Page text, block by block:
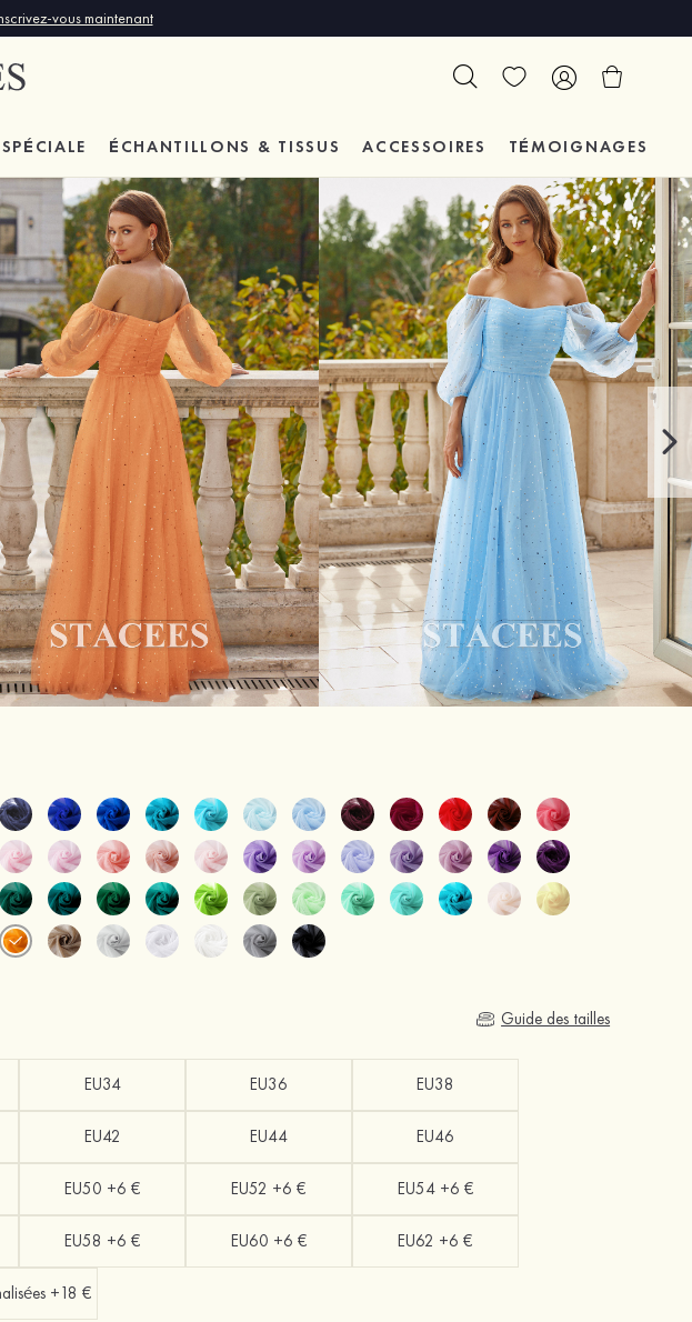
vous maintenant
ÉCHANTILLONS & TISSUS ACCESSOIRES TÉMOIGNAGES
Guide des tailles
EU34 EU36 EU38
EU42 EU44 EU46
EU50 +6 € EU52 +6 € EU54 +6 €
EU58 +6 € EU60 +6 € EU62 +6 €
+18 €